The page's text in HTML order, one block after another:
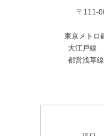
〒111-
東京メトロ
大江戸
都営浅草